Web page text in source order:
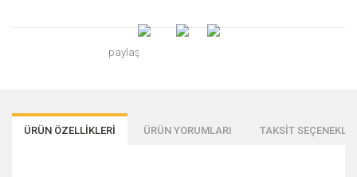
paylaş
ÜRÜN ÖZELLİKLERİ ÜRÜN YORUMLARI TAKSİT